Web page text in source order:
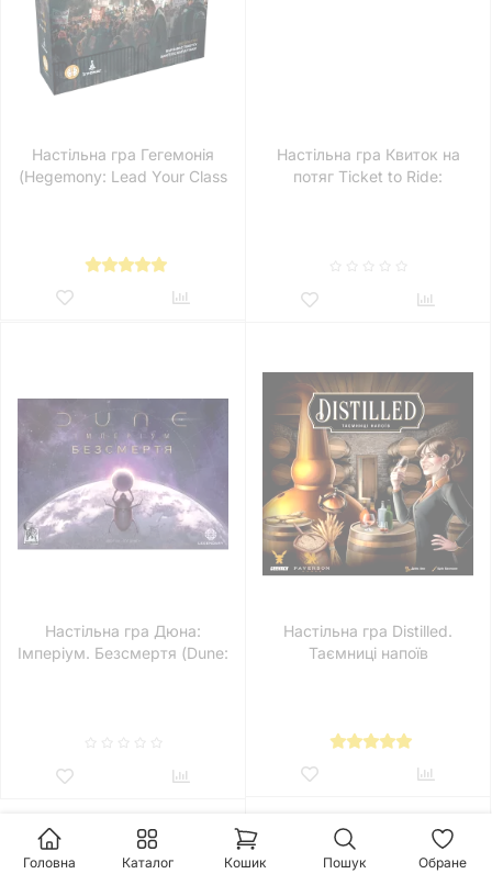
Настільна гра Гегемонія
(Hegemony: Lead Your Class
Настільна гра Квиток на
потяг Ticket to Ride:
Настільна гра Дюна:
Імперіум. Безсмертя (Dune:
Настільна гра Distilled.
Таємниці напоїв
Головна Каталог Кошик Пошук Обране